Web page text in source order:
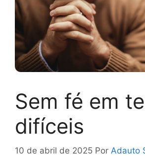
Sem fé em
difíceis
10 de abril de 2025 Por Adauto